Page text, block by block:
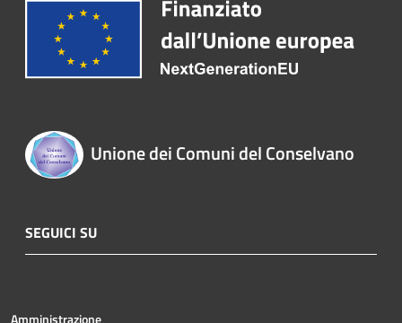
Unione dei Comuni del Conselvano
SEGUICI SU
Amministrazione